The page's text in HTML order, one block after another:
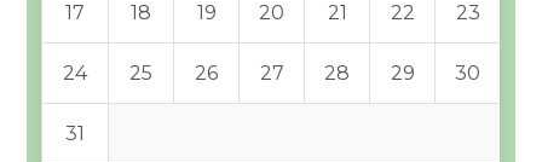
17 18 19 20 21 22 23
24 25 26 27 28 29 30
31